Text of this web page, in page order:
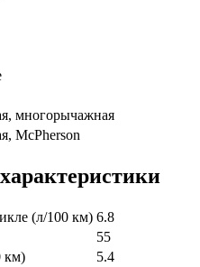
многорычажная
McPherson
(л/100 км) 6.8
55
км)
5.4